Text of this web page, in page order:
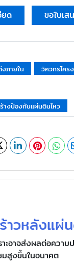
ยด ขอใบเส
ภายใน วิศวกรโคร
างป้องกันแผ่นดินไหว
าวหลังแผ่
อาจส่งผลต่อควา
มสูงขึ้นในอนาคต